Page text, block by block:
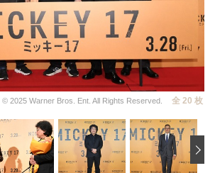
2025 Warner Bros. Ent. All Rights Reserved. 全 20 枚